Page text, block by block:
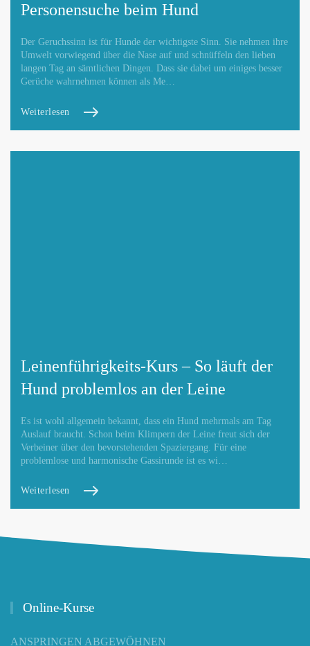
Personensuche beim Hund
Der Geruchssinn ist für Hunde der wichtigste Sinn. Sie nehmen ihre
Umwelt vorwiegend über die Nase auf und schnüffeln den lieben
langen Tag an sämtlichen Dingen. Dass sie dabei um einiges besser
Gerüche wahrnehmen können als Me…
Weiterlesen
Leinenführigkeits-Kurs – So läuft der
Hund problemlos an der Leine
Es ist wohl allgemein bekannt, dass ein Hund mehrmals am Tag
Auslauf braucht. Schon beim Klimpern der Leine freut sich der
Verbeiner über den bevorstehenden Spaziergang. Für eine
problemlose und harmonische Gassirunde ist es wi…
Weiterlesen
Online-Kurse
ANSPRINGEN ABGEWÖHNEN